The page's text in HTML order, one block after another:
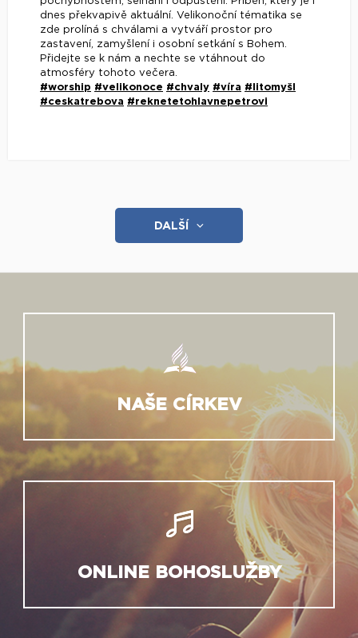
dnes překvapivě aktuální. Velikonoční tématika se
zde prolíná s chválami a vytváří prostor pro
zastavení, zamyšlení i osobní setkání s Bohem.
Přidejte se k nám a nechte se vtáhnout do
atmosféry tohoto večera.
#worship #velikonoce #chvaly #víra #litomyšl
#ceskatrebova #reknetetohlavnepetrovi
DALŠÍ
NAŠE CÍRKEV
ONLINE BOHOSLUŽBY